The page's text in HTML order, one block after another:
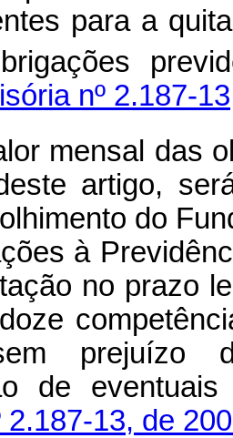
para a
nº 2.187-
mensal das
artigo,
do
à
no prazo
prejuízo
de
2.187-13, de